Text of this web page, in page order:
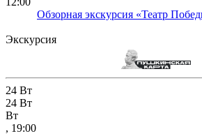
Обзорная экскурсия «Театр
Экскурсия
24 Вт
24 Вт
Вт
, 19:00